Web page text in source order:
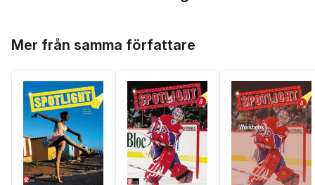
Mer från samma författare